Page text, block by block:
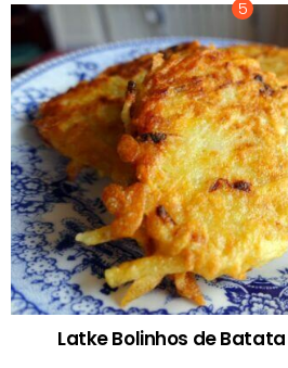
Latke Bolinhos de